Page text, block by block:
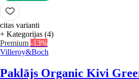
LIKT GROZĀ
citas varianti
+ Kategorijas (4)
Premium -13%
Villeroy&Boch
Paklājs Organic Kivi